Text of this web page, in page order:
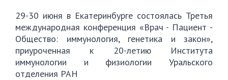
29-30 июня в Екатеринбурге состоялась Третья
международная конференция «Врач - Пациент -
Общество: иммунология, генетика и закон»,
приуроченная к 20-летию Института
иммунологии и физиологии Уральского
отделения РАН